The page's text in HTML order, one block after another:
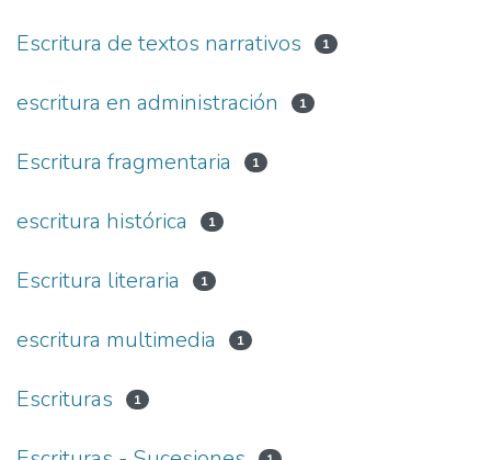
Escritura de textos narrativos 1
escritura en administración 1
Escritura fragmentaria 1
escritura histórica 1
Escritura literaria 1
escritura multimedia 1
Escrituras 1